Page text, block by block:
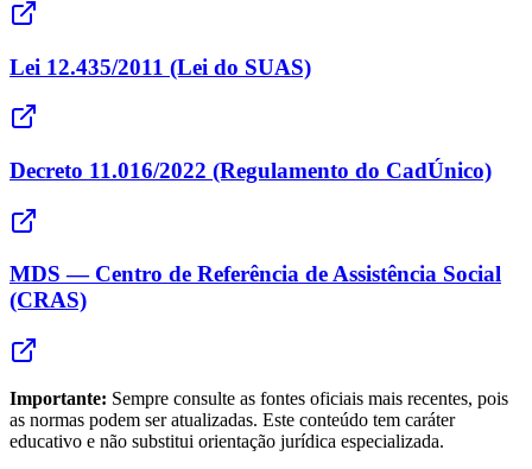
Lei 12.435/2011 (Lei do SUAS)
Decreto 11.016/2022 (Regulamento do CadÚnico)
MDS — Centro de Referência de Assistência Social
(CRAS)
Importante: Sempre consulte as fontes oficiais mais recentes, pois
as normas podem ser atualizadas. Este conteúdo tem caráter
educativo e não substitui orientação jurídica especializada.